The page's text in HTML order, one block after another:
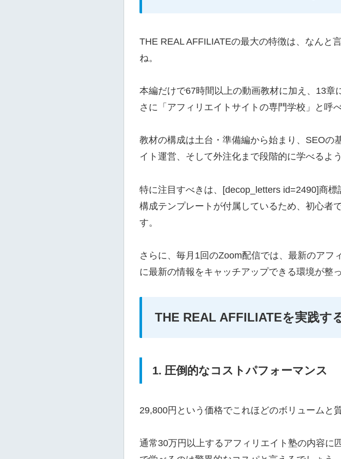
THE REAL AFFILIATEの最大の特徴は、なんと
ね。
本編だけで67時間以上の動画教材に加え、13章
さに「アフィリエイトサイトの専門学校」と呼
教材の構成は土台・準備編から始まり、SEOの
イト運営、そして外注化まで段階的に学べるよ
特に注目すべきは、[decop_letters id=2490]商
構成テンプレートが付属しているため、初心者
す。
さらに、毎月1回のZoom配信では、最新のアフ
に最新の情報をキャッチアップできる環境が整
THE REAL AFFILIATEを実践す
1. 圧倒的なコストパフォーマンス
29,800円という価格でこれほどのボリュームと
通常30万円以上するアフィリエイト塾の内容に